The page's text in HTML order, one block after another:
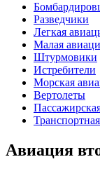
Разведчики
Легкая
Малая
Штурмовики
Истребители
Морская
Вертолеты
Авиация